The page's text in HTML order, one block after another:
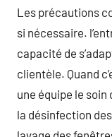
Les précautions
si nécessaire.
capacité de
clientèle. Quand
une équipe le
la désinfection